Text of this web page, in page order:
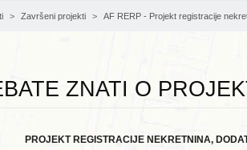
Završeni projekti AF RERP - Projekt registracije
ZNATI O
PROJEKT REGISTRACIJE NEKRETNINA,